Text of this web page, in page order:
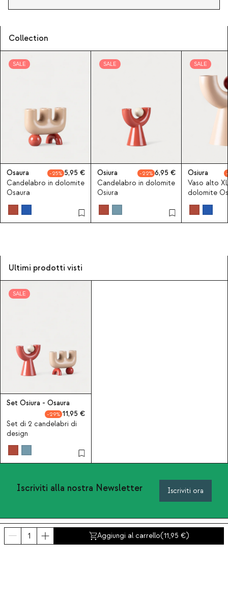
Aggiungi al carrello(11,95 )
Collection
SALE
Osaura 25
5,95
Candelabro in dolomite
Osaura
SALE
Osiura 22
6,95
Candelabro in dolomite
Osiura
SALE
Osiura
Vaso alto
dolomite
Ultimi prodotti visti
SALE
Set Osiura - Osaura
29
11,95
Set di 2 candelabri di
design
Iscriviti alla nostra Newsletter Iscriviti ora
Chi siamo
Categorie